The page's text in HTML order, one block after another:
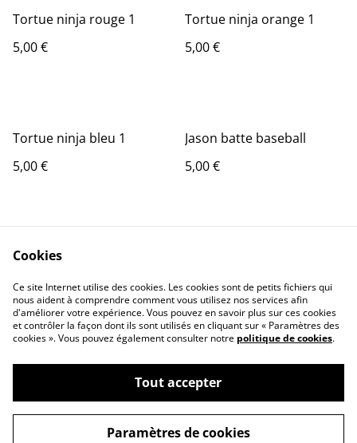
Tortue ninja rouge 1
5,00 €
Tortue ninja orange 1
5,00 €
Tortue ninja bleu 1
5,00 €
Jason batte baseball
5,00 €
Contact Us
Legal Terms
Privacy Policy
Cookie Policy
Cookies
Ce site Internet utilise des cookies. Les cookies sont de petits fichiers qui
nous aident à comprendre comment vous utilisez nos services afin
d'améliorer votre expérience. Vous pouvez en savoir plus sur ces cookies
et contrôler la façon dont ils sont utilisés en cliquant sur « Paramètres des
cookies ». Vous pouvez également consulter notre politique de cookies.
Tout accepter
Paramètres de cookies